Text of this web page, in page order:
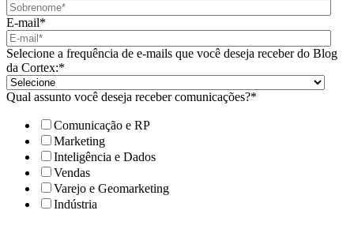
E-mail*
Selecione a frequência de e-mails que você deseja receber do Blog
da Cortex:*
Qual assunto você deseja receber comunicações?*
Comunicação e RP
Marketing
Inteligência e Dados
Vendas
Varejo e Geomarketing
Indústria